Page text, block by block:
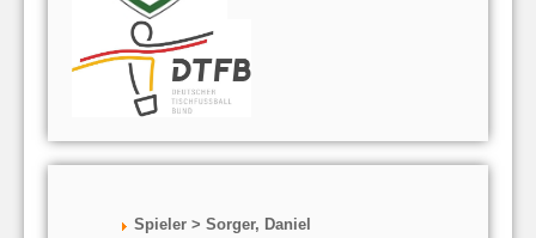
Spieler > Sorger, Daniel